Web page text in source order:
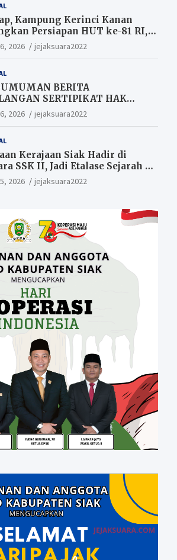
Kampung Kerinci Kanan
Persiapan HUT ke-81 RI,
yang ikut Upacara
Raih Hadiah
2026 jejaksuara2022
BERITA
SERTIPIKAT HAK
(SHM).
2026 jejaksuara2022
Kerajaan Siak Hadir di
SSK II, Jadi Etalase Sejarah di
Riau
2026 jejaksuara2022